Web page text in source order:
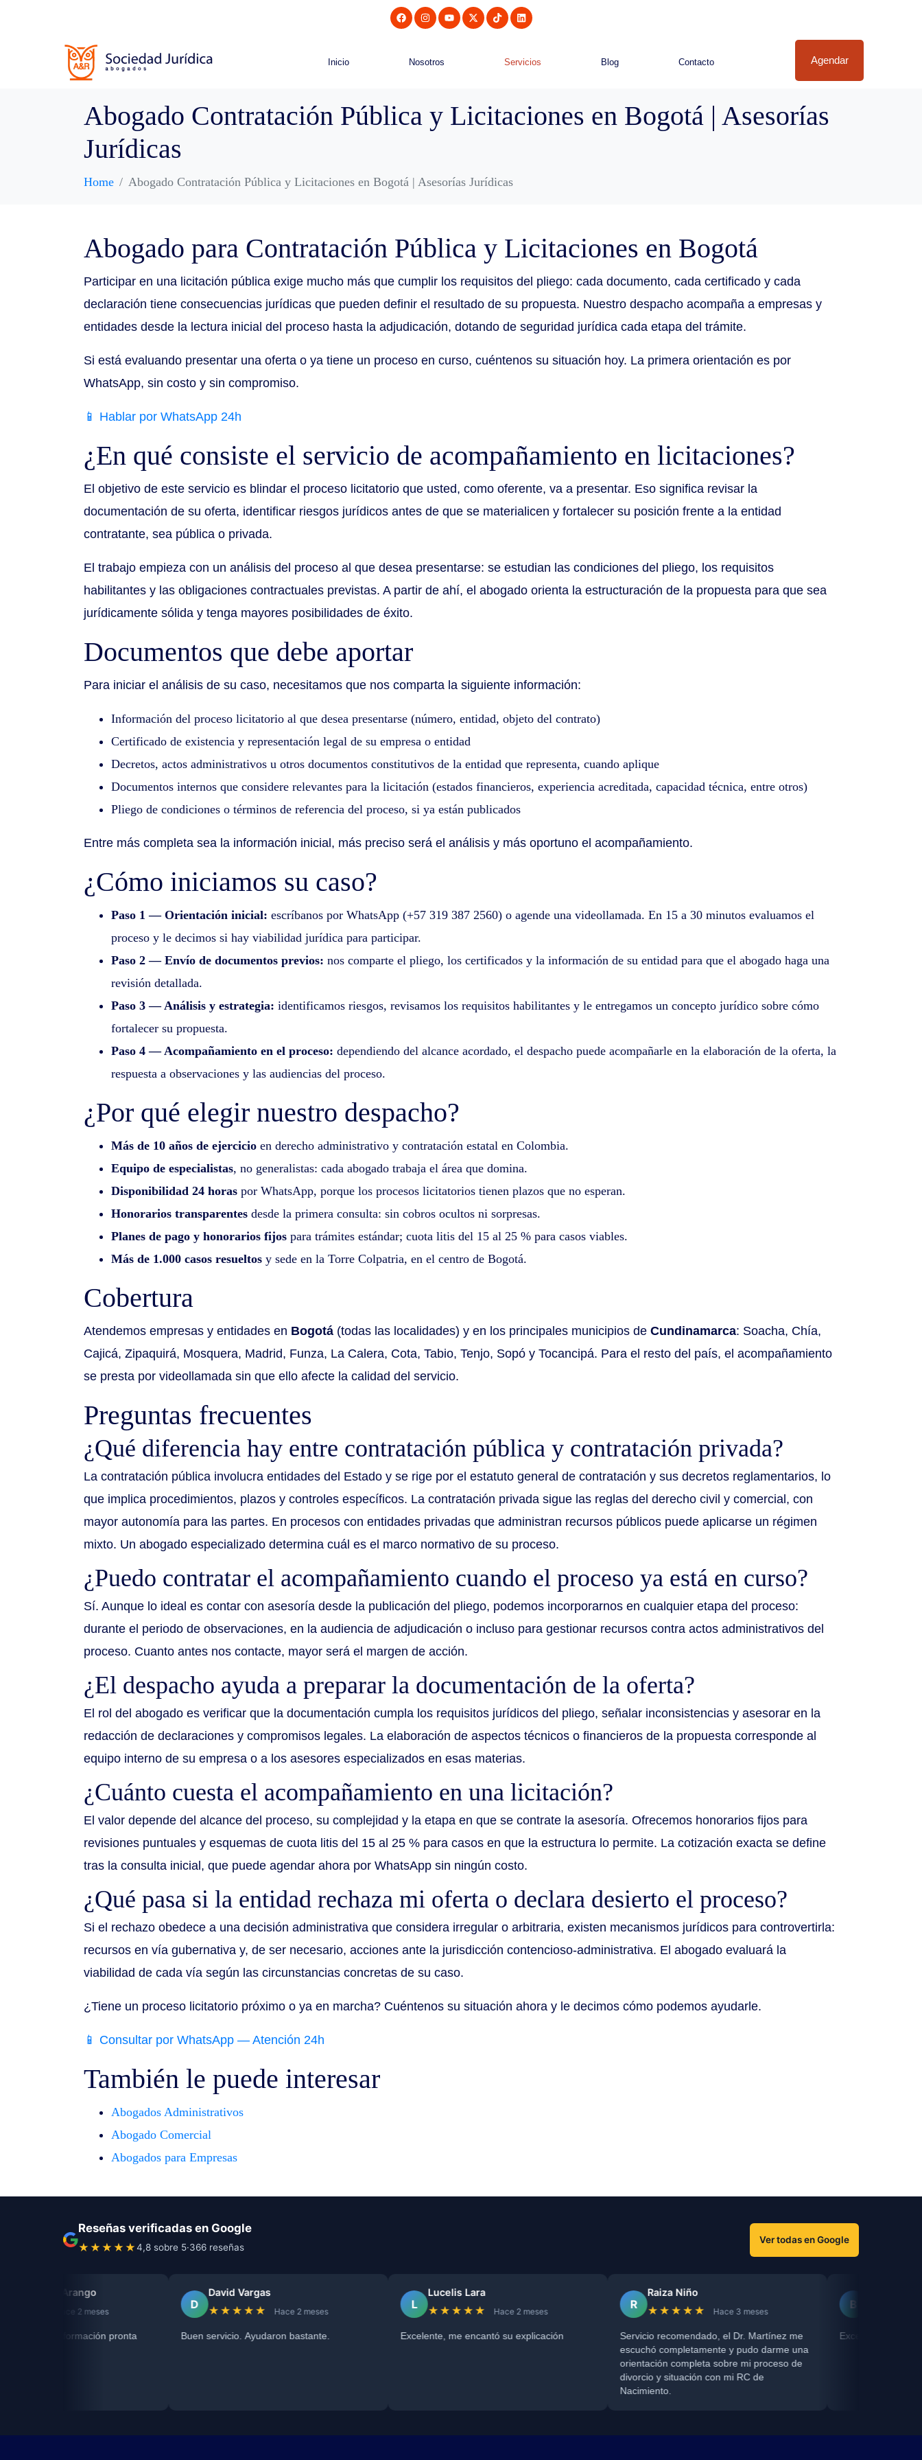
Inicio Nosotros Servicios Blog Contacto Agendar
Abogado Contratación Pública y Licitaciones en Bogotá | Asesorías
Jurídicas
Home Abogado Contratación Pública y Licitaciones en Bogotá | Asesorías Jurídicas
Abogado para Contratación Pública y Licitaciones en Bogotá
Participar en una licitación pública exige mucho más que cumplir los requisitos del pliego: cada documento, cada certificado y cada
declaración tiene consecuencias jurídicas que pueden definir el resultado de su propuesta. Nuestro despacho acompaña a empresas y
entidades desde la lectura inicial del proceso hasta la adjudicación, dotando de seguridad jurídica cada etapa del trámite.
Si está evaluando presentar una oferta o ya tiene un proceso en curso, cuéntenos su situación hoy. La primera orientación es por
WhatsApp, sin costo y sin compromiso.
📱 Hablar por WhatsApp 24h
¿En qué consiste el servicio de acompañamiento en licitaciones?
El objetivo de este servicio es blindar el proceso licitatorio que usted, como oferente, va a presentar. Eso significa revisar la
documentación de su oferta, identificar riesgos jurídicos antes de que se materialicen y fortalecer su posición frente a la entidad
contratante, sea pública o privada.
El trabajo empieza con un análisis del proceso al que desea presentarse: se estudian las condiciones del pliego, los requisitos
habilitantes y las obligaciones contractuales previstas. A partir de ahí, el abogado orienta la estructuración de la propuesta para que sea
jurídicamente sólida y tenga mayores posibilidades de éxito.
Documentos que debe aportar
Para iniciar el análisis de su caso, necesitamos que nos comparta la siguiente información:
Información del proceso licitatorio al que desea presentarse (número, entidad, objeto del contrato)
Certificado de existencia y representación legal de su empresa o entidad
Decretos, actos administrativos u otros documentos constitutivos de la entidad que representa, cuando aplique
Documentos internos que considere relevantes para la licitación (estados financieros, experiencia acreditada, capacidad técnica, entre otros)
Pliego de condiciones o términos de referencia del proceso, si ya están publicados
Entre más completa sea la información inicial, más preciso será el análisis y más oportuno el acompañamiento.
¿Cómo iniciamos su caso?
Paso 1 — Orientación inicial: escríbanos por WhatsApp (+57 319 387 2560) o agende una videollamada. En 15 a 30 minutos evaluamos el
proceso y le decimos si hay viabilidad jurídica para participar.
Paso 2 — Envío de documentos previos: nos comparte el pliego, los certificados y la información de su entidad para que el abogado haga una
revisión detallada.
Paso 3 — Análisis y estrategia: identificamos riesgos, revisamos los requisitos habilitantes y le entregamos un concepto jurídico sobre cómo
fortalecer su propuesta.
Paso 4 — Acompañamiento en el proceso: dependiendo del alcance acordado, el despacho puede acompañarle en la elaboración de la oferta, la
respuesta a observaciones y las audiencias del proceso.
¿Por qué elegir nuestro despacho?
Más de 10 años de ejercicio en derecho administrativo y contratación estatal en Colombia.
Equipo de especialistas, no generalistas: cada abogado trabaja el área que domina.
Disponibilidad 24 horas por WhatsApp, porque los procesos licitatorios tienen plazos que no esperan.
Honorarios transparentes desde la primera consulta: sin cobros ocultos ni sorpresas.
Planes de pago y honorarios fijos para trámites estándar; cuota litis del 15 al 25 % para casos viables.
Más de 1.000 casos resueltos y sede en la Torre Colpatria, en el centro de Bogotá.
Cobertura
Atendemos empresas y entidades en Bogotá (todas las localidades) y en los principales municipios de Cundinamarca: Soacha, Chía,
Cajicá, Zipaquirá, Mosquera, Madrid, Funza, La Calera, Cota, Tabio, Tenjo, Sopó y Tocancipá. Para el resto del país, el acompañamiento
se presta por videollamada sin que ello afecte la calidad del servicio.
Preguntas frecuentes
¿Qué diferencia hay entre contratación pública y contratación privada?
La contratación pública involucra entidades del Estado y se rige por el estatuto general de contratación y sus decretos reglamentarios, lo
que implica procedimientos, plazos y controles específicos. La contratación privada sigue las reglas del derecho civil y comercial, con
mayor autonomía para las partes. En procesos con entidades privadas que administran recursos públicos puede aplicarse un régimen
mixto. Un abogado especializado determina cuál es el marco normativo de su proceso.
¿Puedo contratar el acompañamiento cuando el proceso ya está en curso?
Sí. Aunque lo ideal es contar con asesoría desde la publicación del pliego, podemos incorporarnos en cualquier etapa del proceso:
durante el periodo de observaciones, en la audiencia de adjudicación o incluso para gestionar recursos contra actos administrativos del
proceso. Cuanto antes nos contacte, mayor será el margen de acción.
¿El despacho ayuda a preparar la documentación de la oferta?
El rol del abogado es verificar que la documentación cumpla los requisitos jurídicos del pliego, señalar inconsistencias y asesorar en la
redacción de declaraciones y compromisos legales. La elaboración de aspectos técnicos o financieros de la propuesta corresponde al
equipo interno de su empresa o a los asesores especializados en esas materias.
¿Cuánto cuesta el acompañamiento en una licitación?
El valor depende del alcance del proceso, su complejidad y la etapa en que se contrate la asesoría. Ofrecemos honorarios fijos para
revisiones puntuales y esquemas de cuota litis del 15 al 25 % para casos en que la estructura lo permite. La cotización exacta se define
tras la consulta inicial, que puede agendar ahora por WhatsApp sin ningún costo.
¿Qué pasa si la entidad rechaza mi oferta o declara desierto el proceso?
Si el rechazo obedece a una decisión administrativa que considera irregular o arbitraria, existen mecanismos jurídicos para controvertirla:
recursos en vía gubernativa y, de ser necesario, acciones ante la jurisdicción contencioso-administrativa. El abogado evaluará la
viabilidad de cada vía según las circunstancias concretas de su caso.
¿Tiene un proceso licitatorio próximo o ya en marcha? Cuéntenos su situación ahora y le decimos cómo podemos ayudarle.
📱 Consultar por WhatsApp — Atención 24h
También le puede interesar
Abogados Administrativos
Abogado Comercial
Abogados para Empresas
Reseñas verificadas en Google
★★★★★4,8 sobre 5·366 reseñas
Ver todas en Google
información pronta
David Vargas
★★★★★ Hace 2 meses
Buen servicio. Ayudaron bastante.
Lucelis Lara
★★★★★ Hace 2 meses
Excelente, me encantó su explicación
Raiza Niño
★★★★★ Hace 3 meses
Servicio recomendado, el Dr. Martínez me
escuchó completamente y pudo darme una
orientación completa sobre mi proceso de
divorcio y situación con mi RC de
Nacimiento.
Bibiana Durango
★★★★★
Excelente asesoría, muy